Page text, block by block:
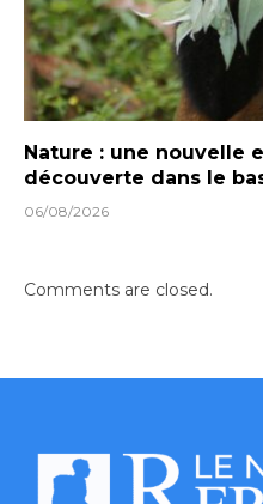
Nature : une nouvelle
découverte dans le
06/08/2026
Comments are closed.